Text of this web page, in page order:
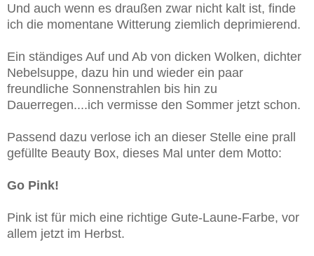
Und auch wenn es draußen zwar nicht kalt ist, finde
ich die momentane Witterung ziemlich deprimierend.
Ein ständiges Auf und Ab von dicken Wolken, dichter
Nebelsuppe, dazu hin und wieder ein paar
freundliche Sonnenstrahlen bis hin zu
Dauerregen....ich vermisse den Sommer jetzt schon.
Passend dazu verlose ich an dieser Stelle eine prall
gefüllte Beauty Box, dieses Mal unter dem Motto:
Go Pink!
Pink ist für mich eine richtige Gute-Laune-Farbe, vor
allem jetzt im Herbst.